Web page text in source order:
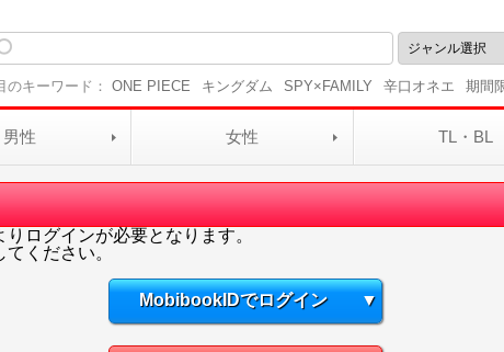
のキーワード： ONE PIECE キングダム SPY×FAMILY 辛口オネエ 期間
男性 女性 TL・BL
ログインが必要となります。
ください。
MobibookIDでログイン ▼